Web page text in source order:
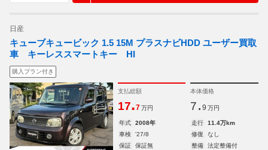
日産
キューブキュービック 1.5 15M プラスナビHDD ユーザー買取
車 キーレススマートキー HI
購入プラン付き
支払総額
17.7 万円
本体価格
7. 9 万円
年式 2008年 走行
11.4万km
車検
'27/8 修復
なし
保証
保証無 整備
法定整備付